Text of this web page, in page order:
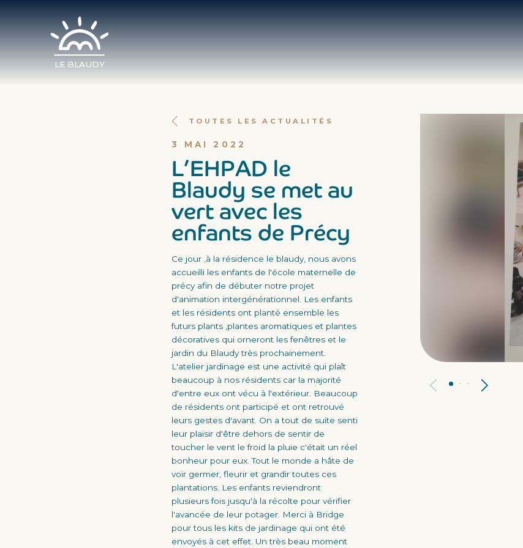
LE BLAUDY
TOUTES LES ACTUALITÉS
3 MAI 2022
L’EHPAD le
Blaudy se met au
vert avec les
enfants de Précy
Ce jour ,à la résidence le blaudy, nous avons
accueilli les enfants de l'école maternelle de
précy afin de débuter notre projet
d'animation intergénérationnel. Les enfants
et les résidents ont planté ensemble les
futurs plants ,plantes aromatiques et plantes
décoratives qui orneront les fenêtres et le
jardin du Blaudy très prochainement.
L'atelier jardinage est une activité qui plaît
beaucoup à nos résidents car la majorité
d'entre eux ont vécu à l'extérieur. Beaucoup
de résidents ont participé et ont retrouvé
leurs gestes d'avant. On a tout de suite senti
leur plaisir d'être dehors de sentir de
toucher le vent le froid la pluie c'était un réel
bonheur pour eux. Tout le monde a hâte de
voir germer, fleurir et grandir toutes ces
plantations. Les enfants reviendront
plusieurs fois jusqu'à la récolte pour vérifier
l'avancée de leur potager. Merci à Bridge
pour tous les kits de jardinage qui ont été
envoyés à cet effet. Un très beau moment